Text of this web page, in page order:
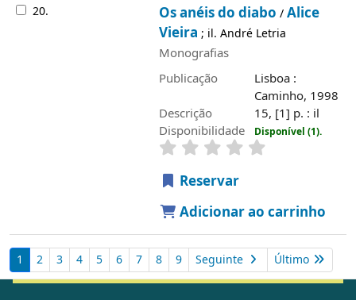
20. Os anéis do diabo /Alice
Vieira ; il. André Letria
Monografias
Publicação
Lisboa :
Caminho, 1998
Descrição
15, [1] p. : il
Disponibilidade
Disponível (1).
Reservar
Adicionar ao carrinho
1 2 3 4 5 6 7 8 9 Seguinte Último